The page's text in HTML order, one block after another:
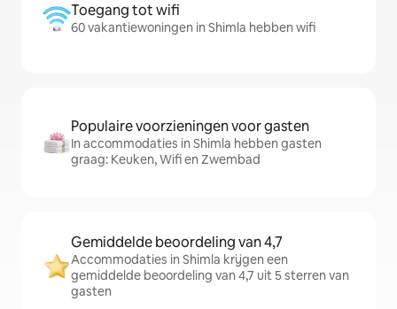
Toegang tot wifi
60 vakantiewoningen in Shimla hebben wifi
Populaire voorzieningen voor gasten
In accommodaties in Shimla hebben gasten
graag: Keuken, Wifi en Zwembad
Gemiddelde beoordeling van 4,7
Accommodaties in Shimla krijgen een
gemiddelde beoordeling van 4,7 uit 5 sterren van
gasten